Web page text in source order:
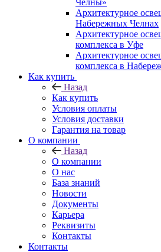
Челны»
Архитектурное
Набережных Челнах
Архитектурное
комплекса в Уфе
Архитектурное
комплекса в
Как купить
Назад
Как купить
Условия оплаты
Условия доставки
Гарантия на товар
О компании
Назад
О компании
О нас
База знаний
Новости
Документы
Карьера
Реквизиты
Контакты
Контакты